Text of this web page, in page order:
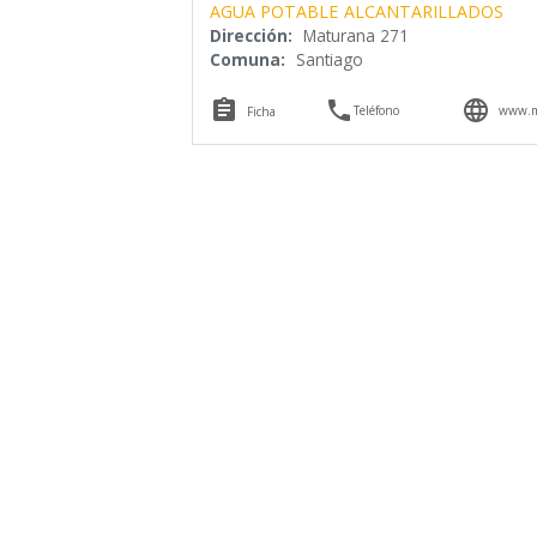
AGUA POTABLE ALCANTARILLADOS
Dirección: Maturana 271
Comuna: Santiago
 Ficha Teléfono 